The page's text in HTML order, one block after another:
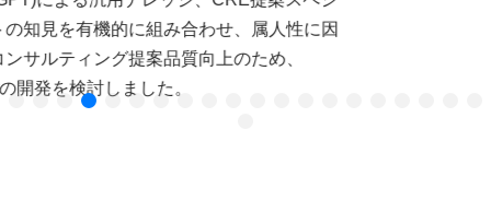
旧Webサーバーでは、サーバー環境、システム
境ともに老朽化した状態となっており、各種最
術への対応が難しい状況となっていました。ま